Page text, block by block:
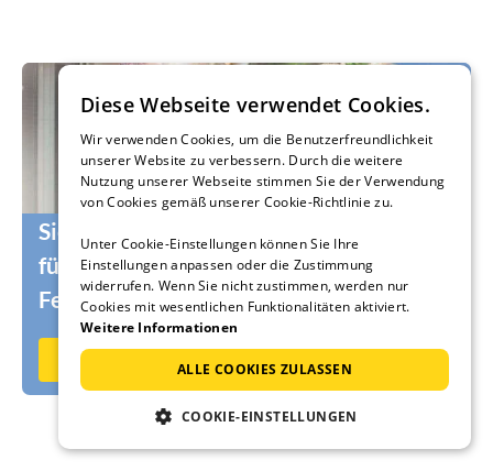
Sie suchen noch die passenden Urlauber
für Ihr Ferienhaus oder Ihre
Ferienwohnung?
Jetzt auf Ferienhausmiete.de vermieten
Diese Webseite verwendet Cookies.
Wir verwenden Cookies, um die Benutzerfreundlichkeit
unserer Website zu verbessern. Durch die weitere
Nutzung unserer Webseite stimmen Sie der Verwendung
von Cookies gemäß unserer Cookie-Richtlinie zu.
Unter Cookie-Einstellungen können Sie Ihre
Einstellungen anpassen oder die Zustimmung
widerrufen. Wenn Sie nicht zustimmen, werden nur
Cookies mit wesentlichen Funktionalitäten aktiviert.
Weitere Informationen
ALLE COOKIES ZULASSEN
COOKIE-EINSTELLUNGEN